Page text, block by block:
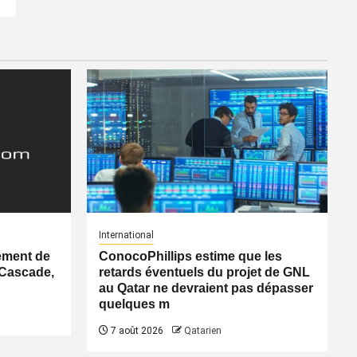
de
International
ConocoPhillips estime que les
retards éventuels du projet de GNL
au Qatar ne devraient pas dépasser
quelques m
7 août 2026 Qatarien